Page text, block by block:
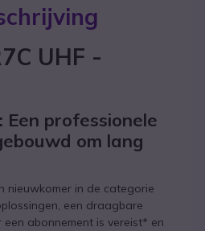
UHF -
Een professionele
om lang
nieuwkomer in de categorie
een draagbare
abonnement is vereist* en